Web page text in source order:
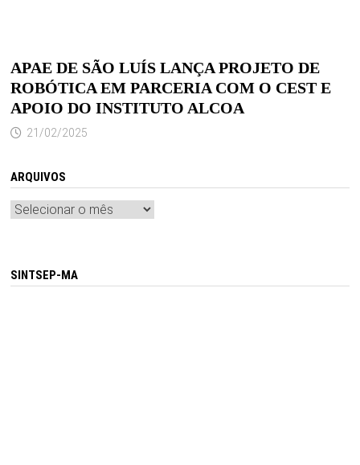
APAE DE SÃO LUÍS LANÇA PROJETO DE
ROBÓTICA EM PARCERIA COM O CEST E
APOIO DO INSTITUTO ALCOA
21/02/2025
ARQUIVOS
Arquivos
SINTSEP-MA